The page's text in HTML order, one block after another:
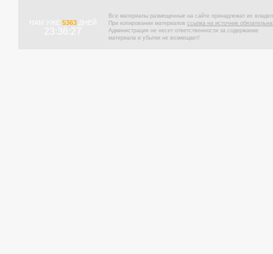
НАМ УЖЕ 5363ДНЕЙ
23:36:28
Все материалы размещенные на сайте принадлежат их
При копировании материалов ссылка на источник
Администрация не несет ответственности за содержание
материала и убытки не возмещает!